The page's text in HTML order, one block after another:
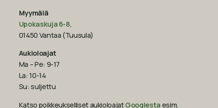
Myymälä
Upokaskuja 6-8,
01450 Vantaa (Tuusula)
Aukioloajat
Ma – Pe: 9-17
La: 10-14
Su: suljettu
Katso poikkeukselliset aukioloajatGooglesta esim.